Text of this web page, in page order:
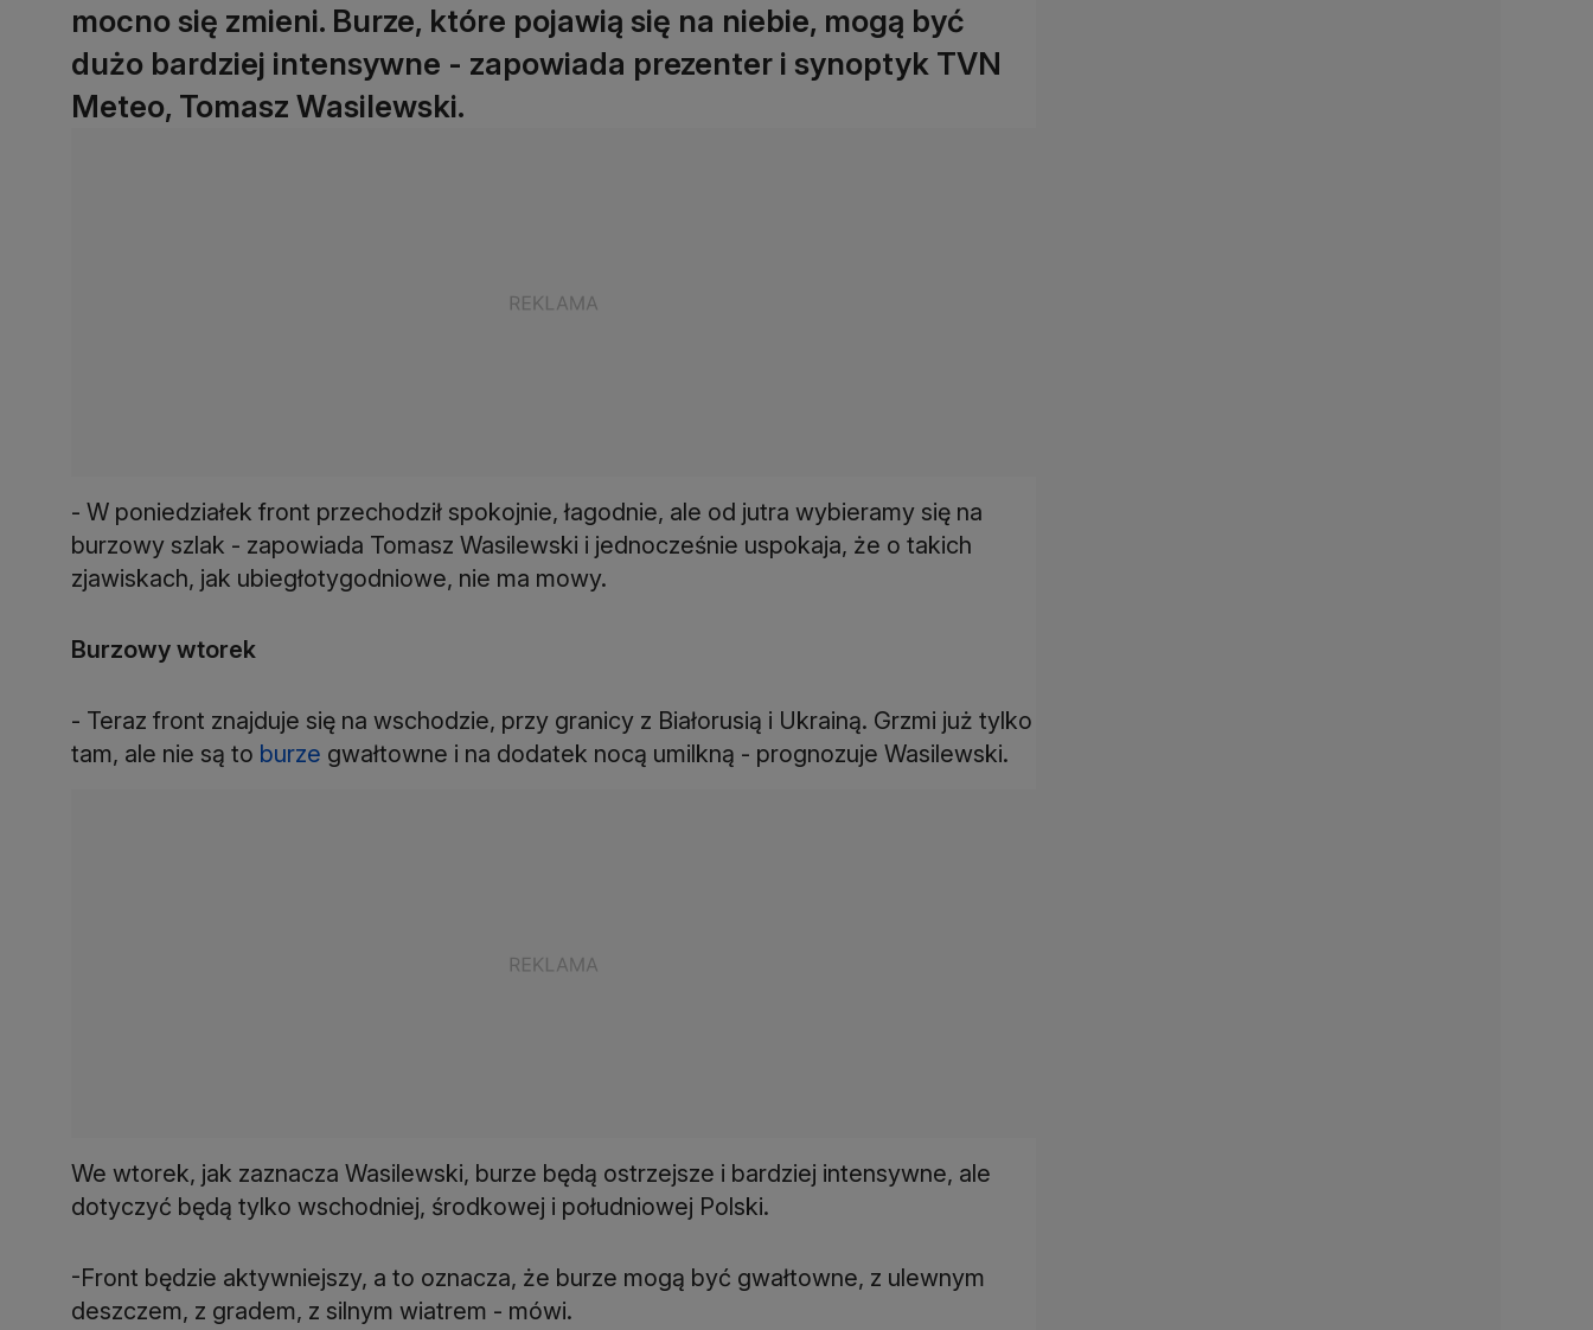
mocno się zmieni. Burze, które pojawią się na niebie, mogą być
dużo bardziej intensywne - zapowiada prezenter i synoptyk TVN
Meteo, Tomasz Wasilewski.
- W poniedziałek front przechodził spokojnie, łagodnie, ale od jutra wybieramy się na
burzowy szlak - zapowiada Tomasz Wasilewski i jednocześnie uspokaja, że o takich
zjawiskach, jak ubiegłotygodniowe, nie ma mowy.
Burzowy wtorek
- Teraz front znajduje się na wschodzie, przy granicy z Białorusią i Ukrainą. Grzmi już tylko
tam, ale nie są to burze gwałtowne i na dodatek nocą umilkną - prognozuje Wasilewski.
We wtorek, jak zaznacza Wasilewski, burze będą ostrzejsze i bardziej intensywne, ale
dotyczyć będą tylko wschodniej, środkowej i południowej Polski.
-Front będzie aktywniejszy, a to oznacza, że burze mogą być gwałtowne, z ulewnym
deszczem, z gradem, z silnym wiatrem - mówi.